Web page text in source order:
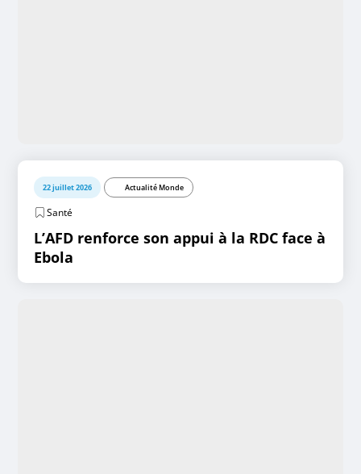
22 juillet 2026 Actualité Monde
Santé
L’AFD renforce son appui à la RDC face à
Ebola